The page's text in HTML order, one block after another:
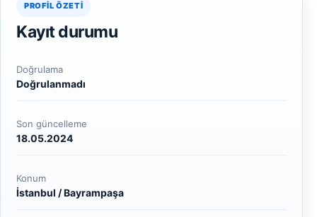
PROFIL ÖZETI
Kayıt durumu
Doğrulama
Doğrulanmadı
Son güncelleme
18.05.2024
Konum
İstanbul / Bayrampaşa